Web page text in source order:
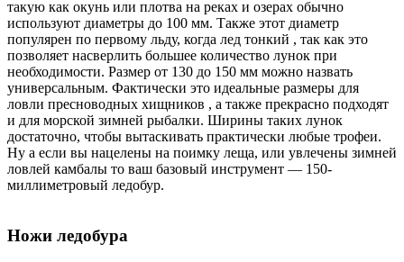
такую как окунь или плотва на реках и озерах обычно
используют диаметры до 100 мм. Также этот диаметр
популярен по первому льду, когда лед тонкий , так как это
позволяет насверлить большее количество лунок при
необходимости. Размер от 130 до 150 мм можно назвать
универсальным. Фактически это идеальные размеры для
ловли пресноводных хищников , а также прекрасно подходят
и для морской зимней рыбалки. Ширины таких лунок
достаточно, чтобы вытаскивать практически любые трофеи.
Ну а если вы нацелены на поимку леща, или увлечены зимней
ловлей камбалы то ваш базовый инструмент — 150-
миллиметровый ледобур.
Ножи ледобура